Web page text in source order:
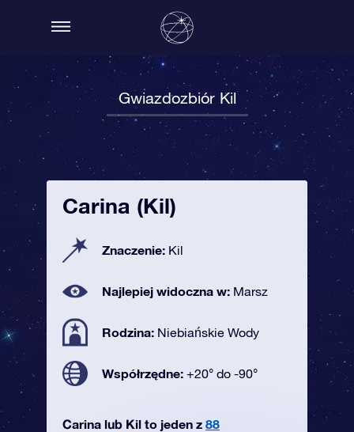
Gwiazdozbiór Kil
Carina (Kil)
Znaczenie: Kil
Najlepiej widoczna w: Marsz
Rodzina: Niebiańskie Wody
Współrzędne: +20° do -90°
Carina lub Kil to jeden z 88